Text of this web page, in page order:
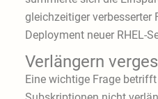
gleichzeitiger verbesserter
Deployment neuer RHEL-
Verlängern
Eine wichtige Frage